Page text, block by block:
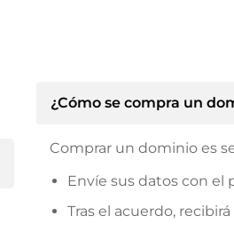
¿Cómo se compra un
Comprar un dominio es
Envíe sus datos con el
Tras el acuerdo,